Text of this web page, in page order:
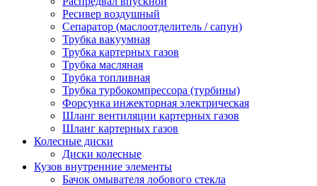
Ресивер воздушный
Сепаратор (маслоотделитель / сапун)
Трубка вакуумная
Трубка картерных газов
Трубка масляная
Трубка топливная
Трубка турбокомпрессора (турбины)
Форсунка инжекторная электрическая
Шланг вентиляции картерных газов
Шланг картерных газов
Колесные диски
Диски колесные
Кузов внутренние элементы
Бачок омывателя лобового стекла